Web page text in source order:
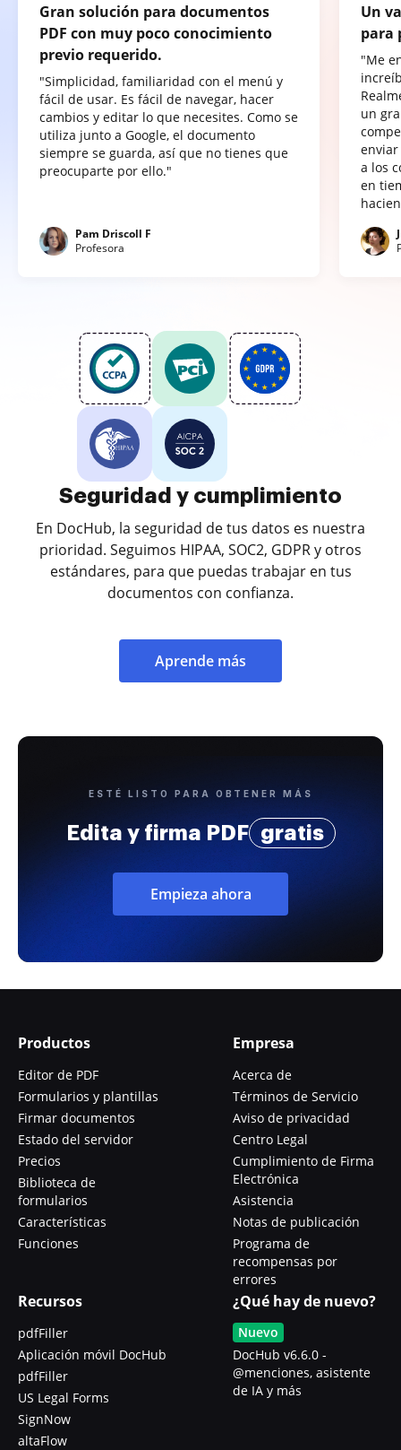
Gran solución para documentos
PDF con muy poco conocimiento
previo requerido.
"Simplicidad, familiaridad con el menú y
fácil de usar. Es fácil de navegar, hacer
cambios y editar lo que necesites. Como se
utiliza junto a Google, el documento
siempre se guarda, así que no tienes que
preocuparte por ello."
Pam Driscoll F
Profesora
Un
para
"Me
un
a los
en
Seguridad y cumplimiento
En DocHub, la seguridad de tus datos es nuestra
prioridad. Seguimos HIPAA, SOC2, GDPR y otros
estándares, para que puedas trabajar en tus
documentos con confianza.
Aprende más
ESTÉ LISTO PARA OBTENER MÁS
Edita y firma PDF gratis
Empieza ahora
Productos
Editor de PDF
Formularios y plantillas
Firmar documentos
Estado del servidor
Precios
Biblioteca de
formularios
Características
Funciones
Empresa
Acerca de
Términos de Servicio
Aviso de privacidad
Centro Legal
Cumplimiento de Firma
Electrónica
Asistencia
Notas de publicación
Programa de
recompensas por
errores
Recursos
pdfFiller
Aplicación móvil DocHub
pdfFiller
US Legal Forms
SignNow
altaFlow
¿Qué hay de nuevo?
Nuevo
DocHub v6.6.0 -
@menciones, asistente
de IA y más